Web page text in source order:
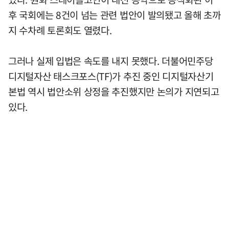
후 국회에는 8건이 넘는 관련 법안이 발의됐고 올해 초까
지 수차례 토론회도 열렸다.
그러나 실제 입법은 속도를 내지 못했다. 더불어민주당
디지털자산 태스크포스(TF)가 추진 중인 디지털자산기
본법 역시 법안소위 상정을 추진했지만 논의가 지연되고
있다.